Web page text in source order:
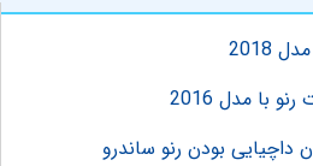
با مدل 2016
بودن رنو ساندرو